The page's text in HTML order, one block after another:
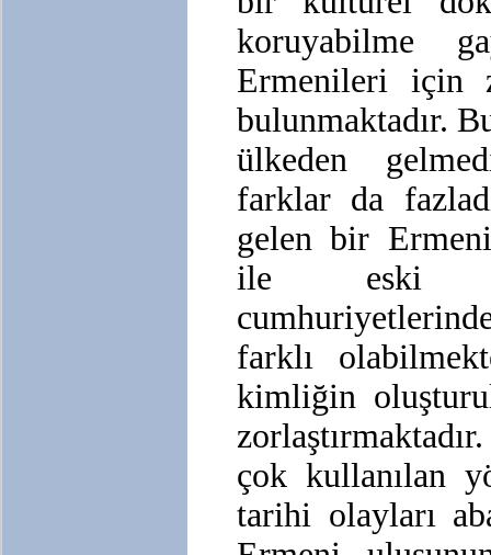
koruyabilme
Ermenileri için
bulunmaktadır.
ülkeden
farklar da
gelen bir
ile eski
farklı
kimliğin
çok kullanılan
tarihi olayları